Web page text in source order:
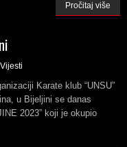
Pročitaj više
Vijesti
Karate klub “UNSU”
u Bijeljini se danas
2023” koji je okupio